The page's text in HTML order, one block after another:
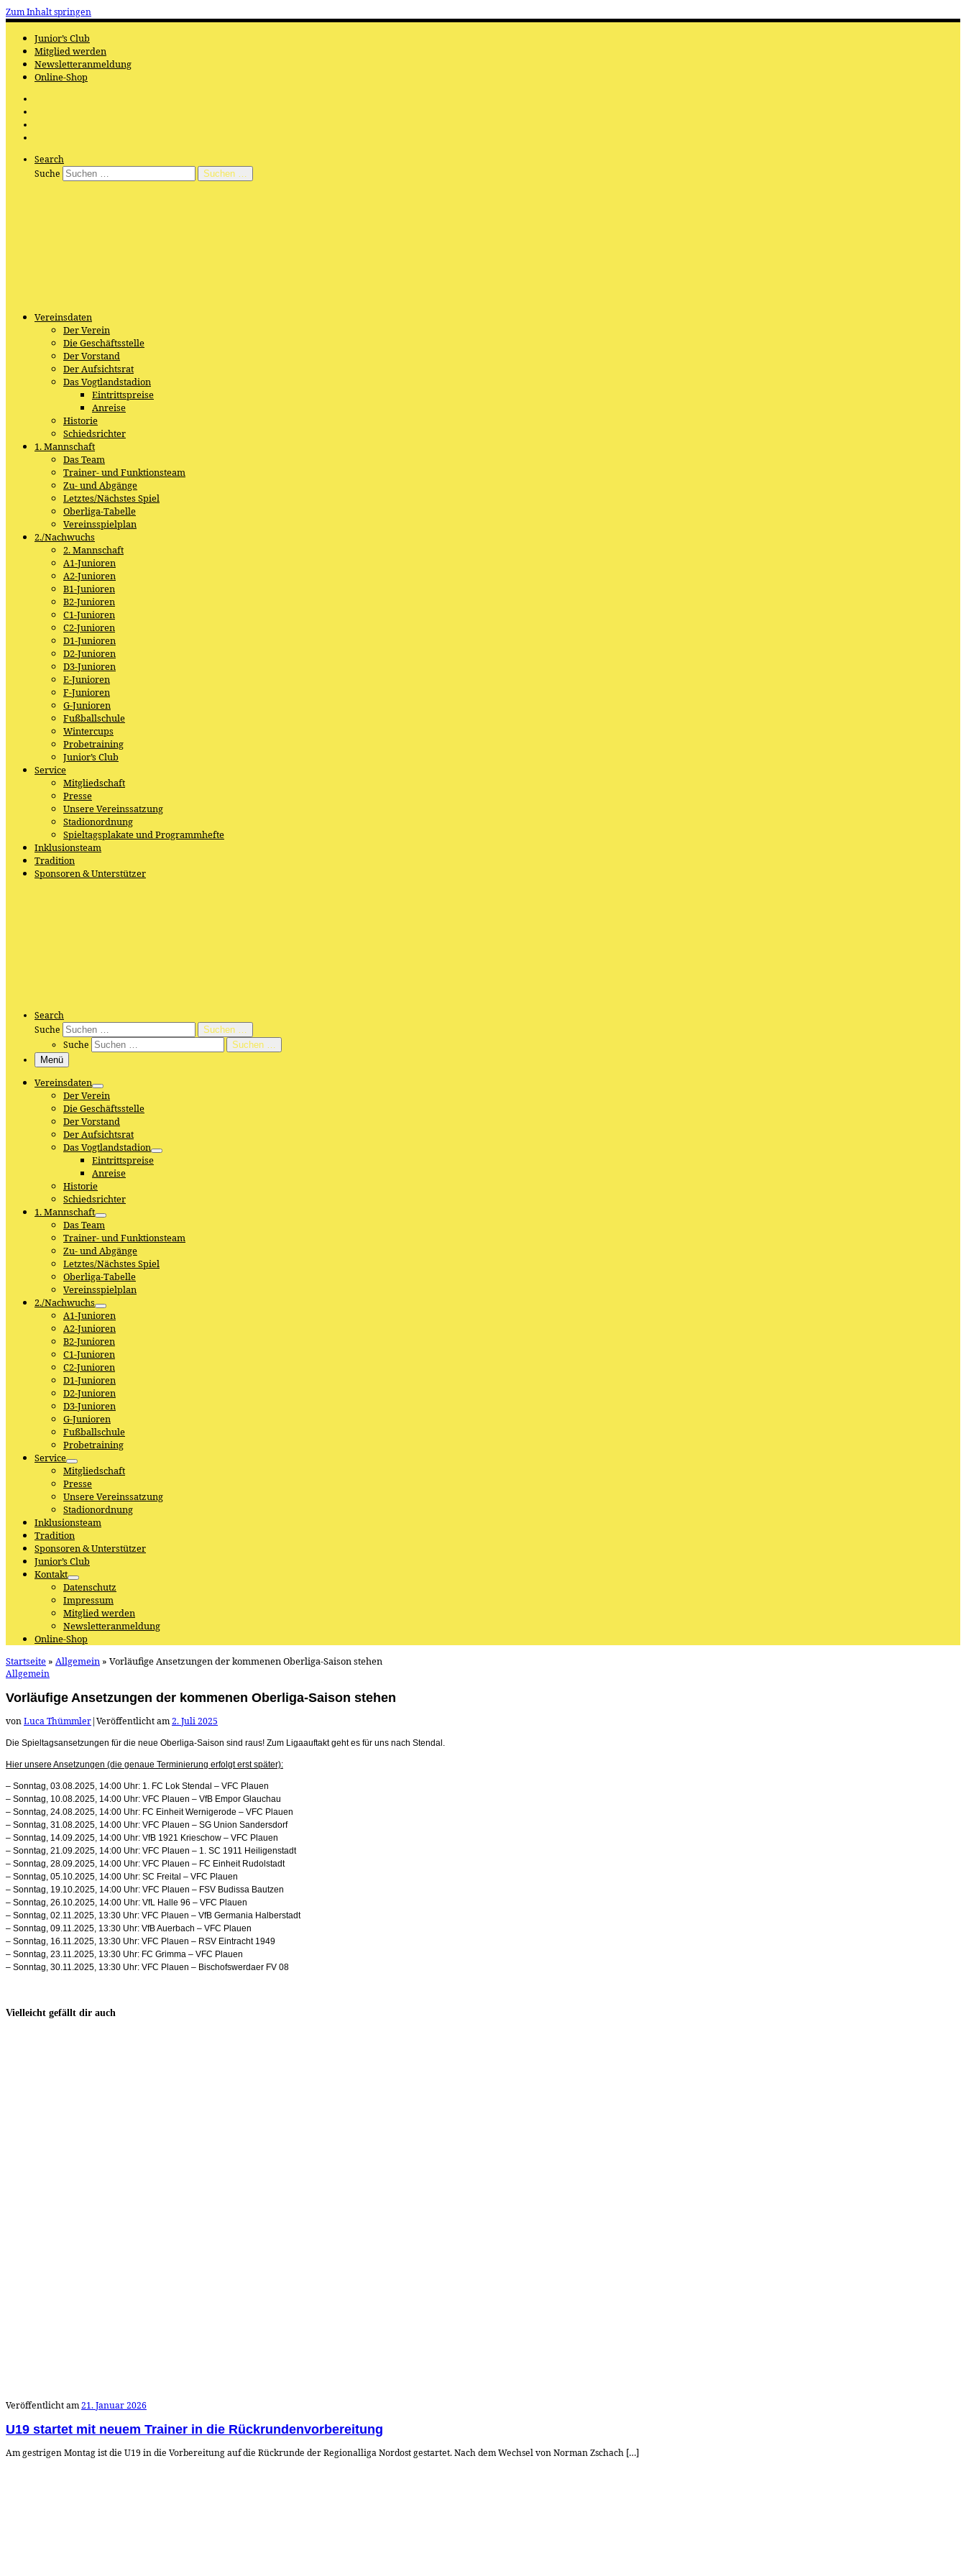
Zum Inhalt springen
Junior’s Club
Mitglied werden
Newsletteranmeldung
Online-Shop
Search
Suche
Suchen …
Vereinsdaten
Der Verein
Die Geschäftsstelle
Der Vorstand
Der Aufsichtsrat
Das Vogtlandstadion
Eintrittspreise
Anreise
Historie
Schiedsrichter
1. Mannschaft
Das Team
Trainer- und Funktionsteam
Zu- und Abgänge
Letztes/Nächstes Spiel
Oberliga-Tabelle
Vereinsspielplan
2./Nachwuchs
2. Mannschaft
A1-Junioren
A2-Junioren
B1-Junioren
B2-Junioren
C1-Junioren
C2-Junioren
D1-Junioren
D2-Junioren
D3-Junioren
E-Junioren
F-Junioren
G-Junioren
Fußballschule
Wintercups
Probetraining
Junior’s Club
Service
Mitgliedschaft
Presse
Unsere Vereinssatzung
Stadionordnung
Spieltagsplakate und Programmhefte
Inklusionsteam
Tradition
Sponsoren & Unterstützer
Search
Suche
Suchen …
Suche
Suchen …
Menü
Vereinsdaten
Der Verein
Die Geschäftsstelle
Der Vorstand
Der Aufsichtsrat
Das Vogtlandstadion
Eintrittspreise
Anreise
Historie
Schiedsrichter
1. Mannschaft
Das Team
Trainer- und Funktionsteam
Zu- und Abgänge
Letztes/Nächstes Spiel
Oberliga-Tabelle
Vereinsspielplan
2./Nachwuchs
A1-Junioren
A2-Junioren
B2-Junioren
C1-Junioren
C2-Junioren
D1-Junioren
D2-Junioren
D3-Junioren
G-Junioren
Fußballschule
Probetraining
Service
Mitgliedschaft
Presse
Unsere Vereinssatzung
Stadionordnung
Inklusionsteam
Tradition
Sponsoren & Unterstützer
Junior’s Club
Kontakt
Datenschutz
Impressum
Mitglied werden
Newsletteranmeldung
Online-Shop
Startseite » Allgemein » Vorläufige Ansetzungen der kommenen Oberliga-Saison stehen
Allgemein
Vorläufige Ansetzungen der kommenen Oberliga-Saison stehen
vonLuca Thümmler|Veröffentlicht am2. Juli 2025
Die Spieltagsansetzungen für die neue Oberliga-Saison sind raus! Zum Ligaauftakt geht es für uns nach Stendal.
Hier unsere Ansetzungen (die genaue Terminierung erfolgt erst später):
– Sonntag, 03.08.2025, 14:00 Uhr: 1. FC Lok Stendal – VFC Plauen
– Sonntag, 10.08.2025, 14:00 Uhr: VFC Plauen – VfB Empor Glauchau
– Sonntag, 24.08.2025, 14:00 Uhr: FC Einheit Wernigerode – VFC Plauen
– Sonntag, 31.08.2025, 14:00 Uhr: VFC Plauen – SG Union Sandersdorf
– Sonntag, 14.09.2025, 14:00 Uhr: VfB 1921 Krieschow – VFC Plauen
– Sonntag, 21.09.2025, 14:00 Uhr: VFC Plauen – 1. SC 1911 Heiligenstadt
– Sonntag, 28.09.2025, 14:00 Uhr: VFC Plauen – FC Einheit Rudolstadt
– Sonntag, 05.10.2025, 14:00 Uhr: SC Freital – VFC Plauen
– Sonntag, 19.10.2025, 14:00 Uhr: VFC Plauen – FSV Budissa Bautzen
– Sonntag, 26.10.2025, 14:00 Uhr: VfL Halle 96 – VFC Plauen
– Sonntag, 02.11.2025, 13:30 Uhr: VFC Plauen – VfB Germania Halberstadt
– Sonntag, 09.11.2025, 13:30 Uhr: VfB Auerbach – VFC Plauen
– Sonntag, 16.11.2025, 13:30 Uhr: VFC Plauen – RSV Eintracht 1949
– Sonntag, 23.11.2025, 13:30 Uhr: FC Grimma – VFC Plauen
– Sonntag, 30.11.2025, 13:30 Uhr: VFC Plauen – Bischofswerdaer FV 08
Vielleicht gefällt dir auch
Veröffentlicht am21. Januar 2026
U19 startet mit neuem Trainer in die Rückrundenvorbereitung
Am gestrigen Montag ist die U19 in die Vorbereitung auf die Rückrunde der Regionalliga Nordost gestartet. Nach dem Wechsel von Norman Zschach […]